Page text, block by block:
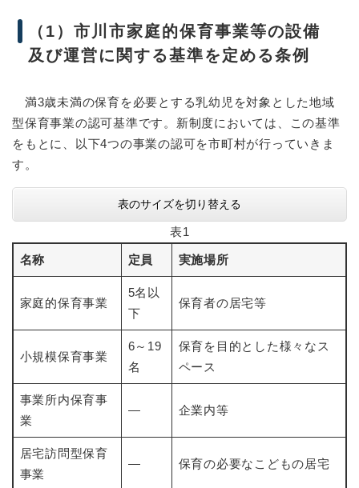
（1）市川市家庭的保育事業等の設備
及び運営に関する基準を定める条例
満3歳未満の保育を必要とする乳幼児を対象とした地域
型保育事業の認可基準です。新制度においては、この基準
をもとに、以下4つの事業の認可を市町村が行っていきま
す。
表のサイズを切り替える
表1
名称 定員 実施場所
家庭的保育事業
5名以
下
保育者の居宅等
小規模保育事業
6～19
名
保育を目的とした様々なス
ペース
事業所内保育事
業
― 企業内等
居宅訪問型保育
事業
― 保育の必要なこどもの居宅